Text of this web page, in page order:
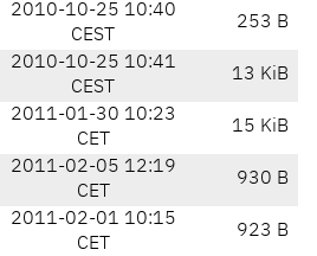
2010-10-25 10:40
CEST
253 B
2010-10-25 10:41
CEST
13 KiB
2011-01-30 10:23
CET
15 KiB
2011-02-05 12:19
CET
930 B
2011-02-01 10:15
CET
923 B